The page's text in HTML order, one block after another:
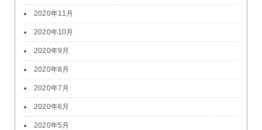
2020年11月
2020年10月
2020年9月
2020年8月
2020年7月
2020年6月
2020年5月